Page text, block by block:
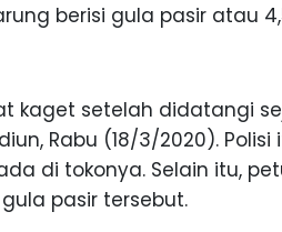
berisi gula pasir atau
kaget setelah didatangi
Rabu (18/3/2020).
di tokonya. Selain itu,
pasir tersebut.